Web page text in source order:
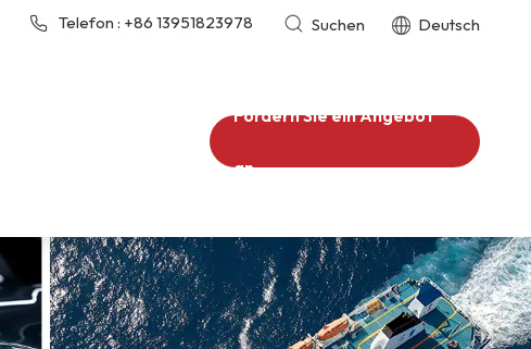
Telefon : +86 13951823978 Suchen Deutsch
Fordern Sie ein Angebot
an